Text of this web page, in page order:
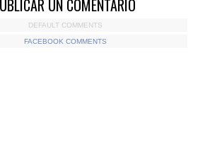
UN COMENTARIO
DEFAULT COMMENTS
FACEBOOK COMMENTS